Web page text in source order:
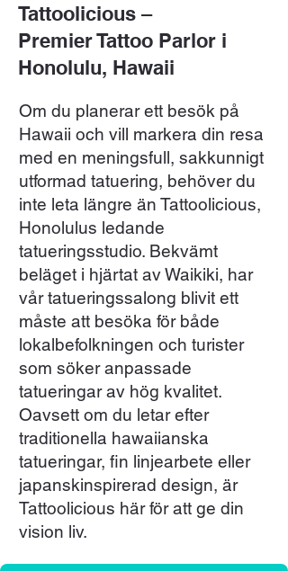
Tattoolicious –
Premier Tattoo Parlor i
Honolulu, Hawaii
Om du planerar ett besök på
Hawaii och vill markera din resa
med en meningsfull, sakkunnigt
utformad tatuering, behöver du
inte leta längre än Tattoolicious,
Honolulus ledande
tatueringsstudio. Bekvämt
beläget i hjärtat av Waikiki, har
vår tatueringssalong blivit ett
måste att besöka för både
lokalbefolkningen och turister
som söker anpassade
tatueringar av hög kvalitet.
Oavsett om du letar efter
traditionella hawaiianska
tatueringar, fin linjearbete eller
japanskinspirerad design, är
Tattoolicious här för att ge din
vision liv.